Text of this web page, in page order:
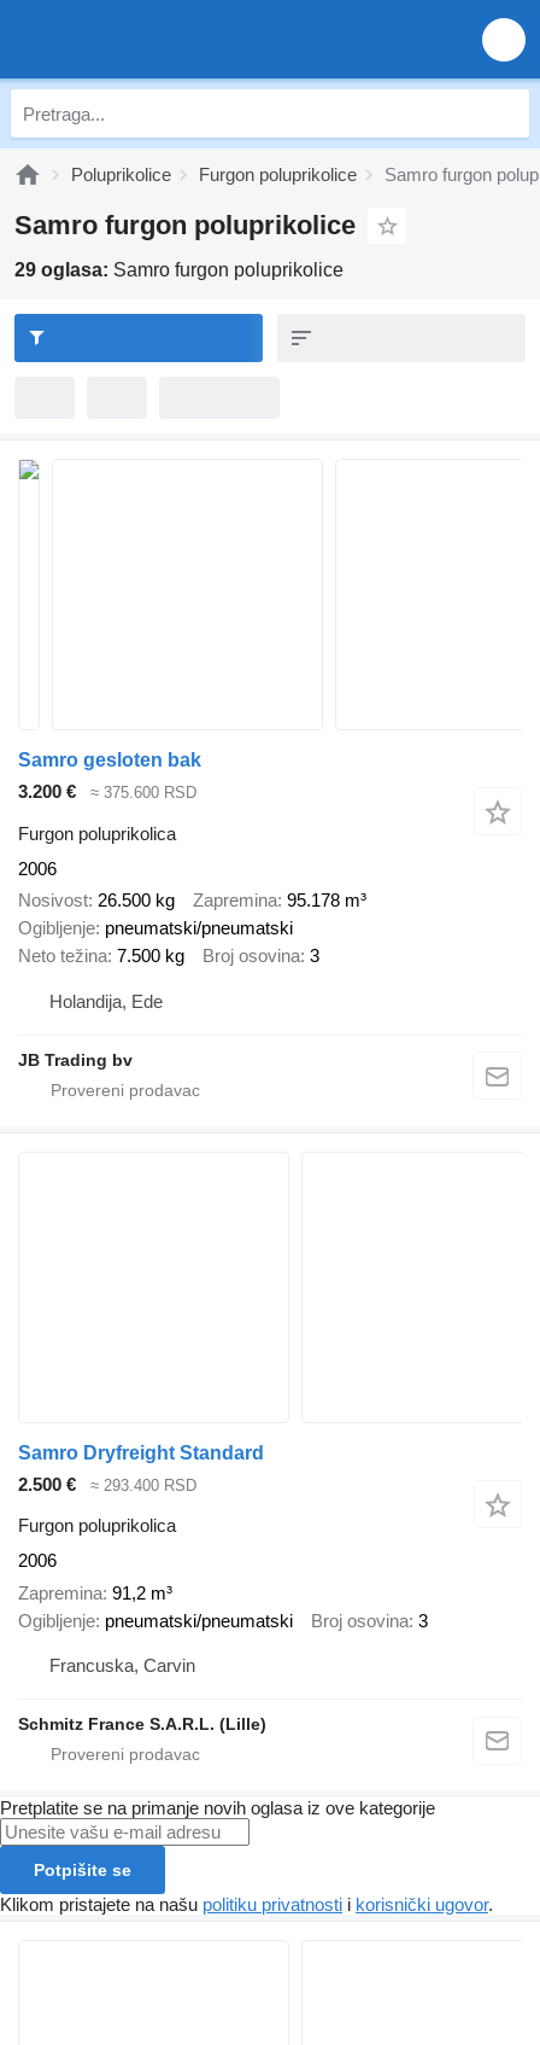
Poluprikolice Furgon poluprikolice Samro furgon
Samro furgon poluprikolice
29 oglasa: Samro furgon poluprikolice
Samro gesloten bak
3.200 €
≈ 375.600 RSD
Furgon poluprikolica
2006
Nosivost 26.500 kg Zapremina 95.178 m³
Ogibljenje pneumatski/pneumatski
Neto težina 7.500 kg Broj osovina 3
Holandija, Ede
JB Trading bv
Samro Dryfreight Standard
2.500 €
≈ 293.400 RSD
Furgon poluprikolica
2006
Zapremina 91,2 m³
Ogibljenje pneumatski/pneumatski Broj osovina 3
Francuska, Carvin
Schmitz France S.A.R.L. (Lille)
Pretplatite se na primanje novih oglasa iz ove kategorije
Potpišite se
Klikom pristajete na našu politiku privatnosti i korisnički ugovor.